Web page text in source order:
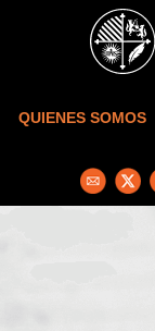
Skip to main content
QUIENES SOMOS